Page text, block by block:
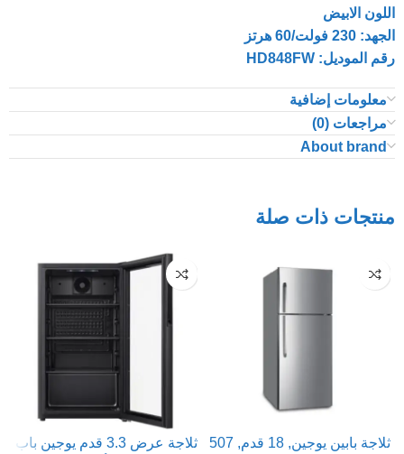
اللون الابيض
الجهد: 230 فولت/60 هرتز
رقم الموديل: HD848FW
معلومات إضافية
مراجعات (0)
About brand
منتجات ذات صلة
ثلاجة بابين يوجين, 18 قدم, 507
ثلاجة عرض 3.3 قدم يوجين باب